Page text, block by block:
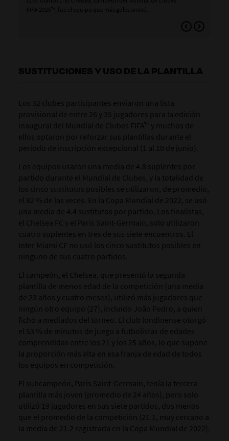
SUSTITUCIONES Y USO DE LA PLANTILLA
Los 32 clubes participantes enviaron una lista
provisional de entre 26 y 35 jugadores para la edición
inaugural del Mundial de Clubes FIFA™ y muchos de
ellos optaron por reforzar sus plantillas durante el
periodo de inscripción excepcional (1 al 10 de junio).
Los equipos usaron una media de 4.8 suplentes por
partido durante el Mundial de Clubes, y la totalidad de
los cinco sustitutos posibles se utilizaron, de promedio,
el 82 % de las veces. En la Copa Mundial de 2022, se usó
una media de 4.4 sustitutos por partido. Los finalistas,
el Chelsea FC y el Paris Saint-Germain, solo utilizaron
cuatro suplentes en tres de sus siete encuentros. El
Inter Miami CF no usó los cinco sustitutos posibles en
ninguno de sus cuatro partidos.
El campeón, el Chelsea, que presentó la segunda
plantilla de menos edad de la competición (una media
de 23 años y cuatro meses), utilizó más jugadores que
ningún otro equipo (27), incluido João Pedro, a quien
fichó a mediados del torneo. El club londinense otorgó
el 53 % de minutos de juego a futbolistas de edades
comprendidas entre los 21 y los 25 años, lo que supone
la proporción más alta en esa franja de edad de todos
los equipos en competición.
El subcampeón, Paris Saint-Germain, tenía la tercera
plantilla más joven (promedio de 24 años), pero solo
utilizó 19 jugadores en sus siete partidos, dos menos
que el promedio de la competición (21.1, muy cercano a
la media de 21.2 registrada en la Copa Mundial de 2022).